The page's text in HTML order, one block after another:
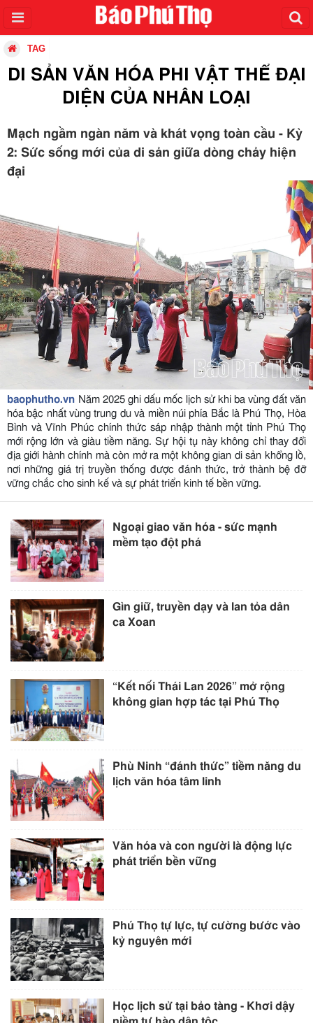
TAG
DI SẢN VĂN HÓA PHI VẬT THỂ ĐẠI
DIỆN CỦA NHÂN LOẠI
Mạch ngầm ngàn năm và khát vọng toàn cầu - Kỳ
2: Sức sống mới của di sản giữa dòng chảy hiện
đại
baophutho.vn Năm 2025 ghi dấu mốc lịch sử khi ba vùng đất văn
hóa bậc nhất vùng trung du và miền núi phía Bắc là Phú Thọ, Hòa
Bình và Vĩnh Phúc chính thức sáp nhập thành một tỉnh Phú Thọ
mới rộng lớn và giàu tiềm năng. Sự hội tụ này không chỉ thay đổi
địa giới hành chính mà còn mở ra một không gian di sản khổng lồ,
nơi những giá trị truyền thống được đánh thức, trở thành bệ đỡ
vững chắc cho sinh kế và sự phát triển kinh tế bền vững.
Ngoại giao văn hóa - sức mạnh
mềm tạo đột phá
Gìn giữ, truyền dạy và lan tỏa dân
ca Xoan
“Kết nối Thái Lan 2026” mở rộng
không gian hợp tác tại Phú Thọ
Phù Ninh “đánh thức” tiềm năng du
lịch văn hóa tâm linh
Văn hóa và con người là động lực
phát triển bền vững
Phú Thọ tự lực, tự cường bước vào
kỷ nguyên mới
Học lịch sử tại bảo tàng - Khơi dậy